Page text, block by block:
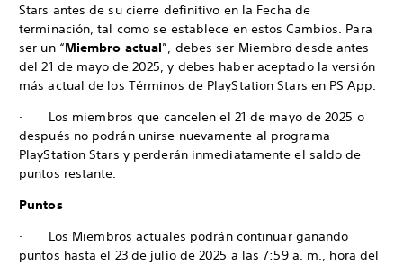
Stars antes de su cierre definitivo en la Fecha de
terminación, tal como se establece en estos Cambios. Para
ser un “Miembro actual”, debes ser Miembro desde antes
del 21 de mayo de 2025, y debes haber aceptado la versión
más actual de los Términos de PlayStation Stars en PS App.
· Los miembros que cancelen el 21 de mayo de 2025 o
después no podrán unirse nuevamente al programa
PlayStation Stars y perderán inmediatamente el saldo de
puntos restante.
Puntos
· Los Miembros actuales podrán continuar ganando
puntos hasta el 23 de julio de 2025 a las 7:59 a. m., hora del